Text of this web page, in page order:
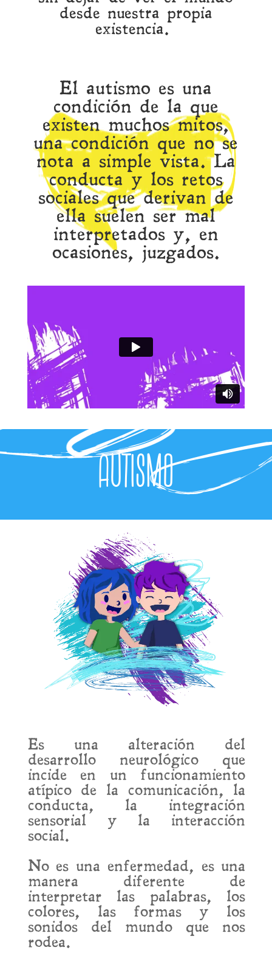
desde nuestra propia
existencia.
El autismo es una
condición de la que
existen muchos mitos,
una condición que no se
nota a simple vista. La
conducta y los retos
sociales que derivan de
ella suelen ser mal
interpretados y, en
ocasiones, juzgados.
Autismo
Es una alteración del
desarrollo neurológico que
incide en un funcionamiento
atípico de la comunicación, la
conducta, la integración
sensorial y la interacción
social.
No es una enfermedad, es una
manera diferente de
interpretar las palabras, los
colores, las formas y los
sonidos del mundo que nos
rodea.